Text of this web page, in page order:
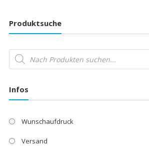
Produktsuche
Products
search
Infos
Wunschaufdruck
Versand